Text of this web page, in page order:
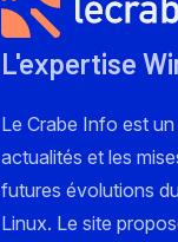
L'expertise
Le Crabe Info est
actualités et les
futures évolutions
Linux. Le site